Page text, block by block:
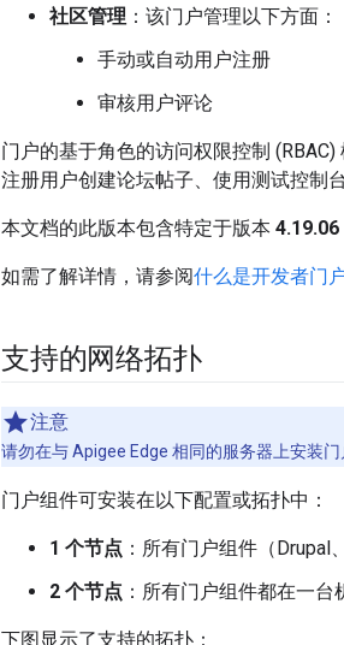
社区管理 ：该门户管理以下方面：
手动或自动用户注册
审核用户评论
门户的基于角色的访问权限控制
注册用户创建论坛帖子、使用测试控制台
本文档的此版本包含特定于版本 4.19.06
如需了解详情，请参阅什么是开发者门
支持的网络拓扑
注意
请勿在与 Apigee Edge 相同的服务器上安装门
门户组件可安装在以下配置或拓扑中：
1 个节点 ：所有门户组件（
2 个节点 ：所有门户组件都在一
下图显示了支持的拓扑：